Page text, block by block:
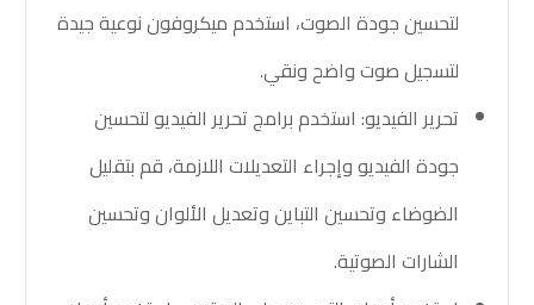
لتحسين جودة الصوت، استخدم ميكروفون نوعية جيدة
لتسجيل صوت واضح ونقي.
تحرير الفيديو: استخدم برامج تحرير الفيديو لتحسين
جودة الفيديو وإجراء التعديلات اللازمة، قم بتقليل
الضوضاء وتحسين التباين وتعديل الألوان وتحسين
الشارات الصوتية.